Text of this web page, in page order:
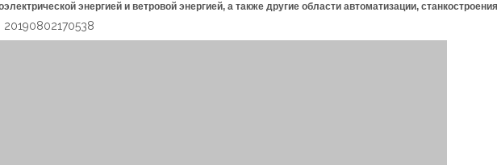
энергией и ветровой энергией, а также другие области автоматизации,
20190802170538